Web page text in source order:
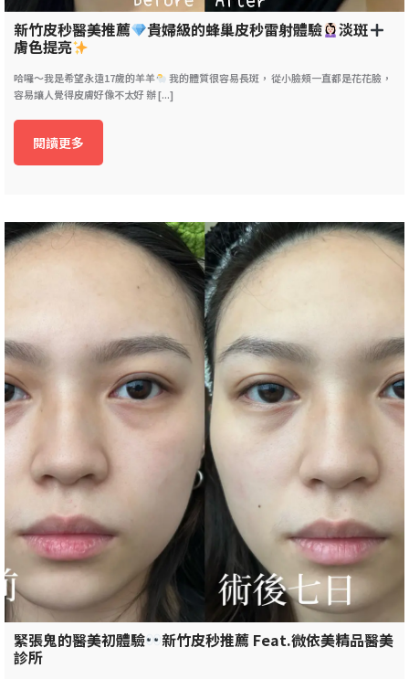
新竹皮秒醫美推薦 貴婦級的蜂巢皮秒雷射體驗 淡斑
膚色提亮
哈囉～我是希望永遠17歲的羊羊
我的體質很容易長斑， 從小臉頰一直都是花花臉，
容易讓人覺得皮膚好像不太好 辦 [...]
閱讀更多
緊張鬼的醫美初體驗 新竹皮秒推薦 Feat.微依美精品醫美
診所